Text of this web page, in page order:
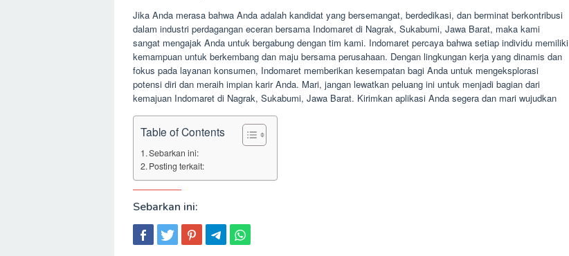
Jika Anda merasa bahwa Anda adalah kandidat yang bersemangat, berdedikasi, dan berminat berkontribusi
dalam industri perdagangan eceran bersama Indomaret di Nagrak, Sukabumi, Jawa Barat, maka kami
sangat mengajak Anda untuk bergabung dengan tim kami. Indomaret percaya bahwa setiap individu memiliki
kemampuan untuk berkembang dan maju bersama perusahaan. Dengan lingkungan kerja yang dinamis dan
fokus pada layanan konsumen, Indomaret memberikan kesempatan bagi Anda untuk mengeksplorasi
potensi diri dan meraih impian karir Anda. Mari, jangan lewatkan peluang ini untuk menjadi bagian dari
kemajuan Indomaret di Nagrak, Sukabumi, Jawa Barat. Kirimkan aplikasi Anda segera dan mari wujudkan
Table of Contents
Sebarkan ini:
Posting terkait:
Sebarkan ini: